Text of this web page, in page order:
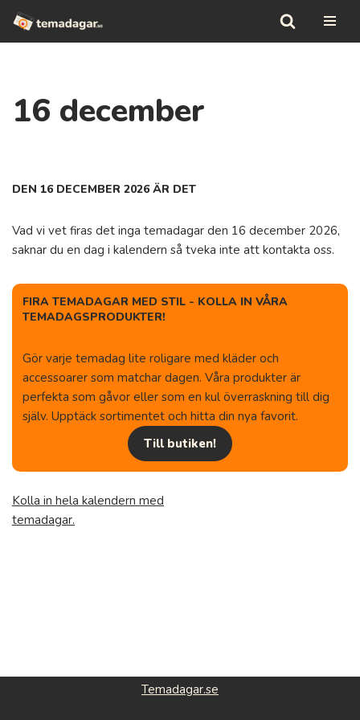
Hoppa
16 december
DEN 16 DECEMBER 2026 ÄR DET
Vad vi vet firas det inga temadagar den 16 december 2026,
saknar du en dag i kalendern så tveka inte att kontakta oss.
FIRA TEMADAGAR MED STIL - KOLLA IN VÅRA
TEMADAGSPRODUKTER!
Gör varje temadag lite roligare med kläder och
accessoarer som matchar dagen. Våra produkter är
perfekta som gåvor eller som en kul överraskning till dig
själv. Upptäck sortimentet och hitta din nya favorit.
Till butiken!
Kolla in hela kalendern med
temadagar.
Temadagar.se